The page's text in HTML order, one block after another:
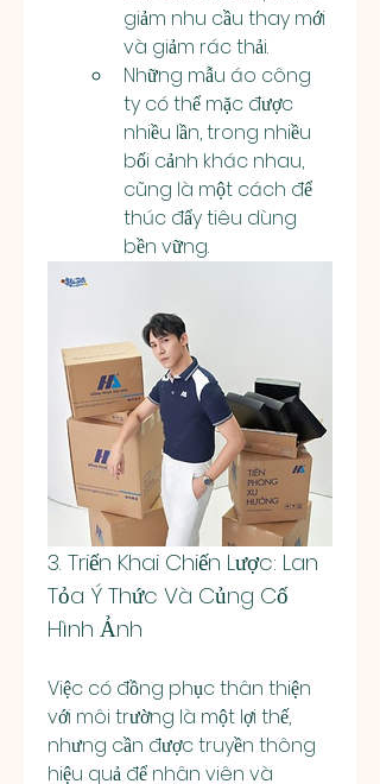
giảm nhu cầu thay mới
và giảm rác thải.
Những mẫu áo công
ty có thể mặc được
nhiều lần, trong nhiều
bối cảnh khác nhau,
cũng là một cách để
thúc đẩy tiêu dùng
bền vững.
3. Triển Khai Chiến Lược: Lan
Tỏa Ý Thức Và Củng Cố
Hình Ảnh
Việc có đồng phục thân thiện
với môi trường là một lợi thế,
nhưng cần được truyền thông
hiệu quả để nhân viên và